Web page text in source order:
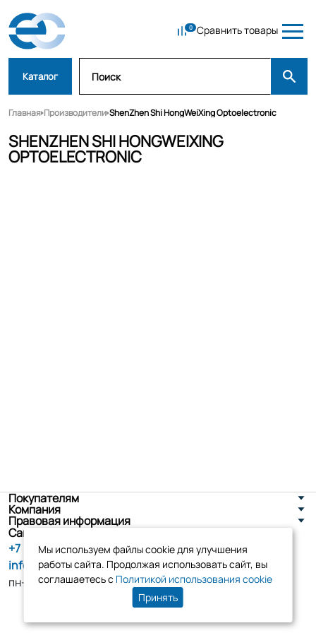
Сравнить товары
Каталог
Главная Производители ShenZhen Shi HongWeiXing Optoelectronic
SHENZHEN SHI HONGWEIXING
OPTOELECTRONIC
Покупателям
Компания
Правовая информация
Санкт-Петербург, ул. Новоселов д. 8
+7 (800) 555-86-90
info@tk-elko.ru
пн-пт, 10:00 - 18:00
Мы используем файлы cookie для улучшения
работы сайта. Продолжая использовать сайт, вы
соглашаетесь с Политикой использования cookie
Принять